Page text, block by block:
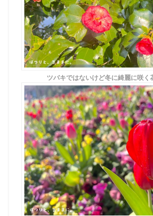
ツバキではないけど冬に綺麗に咲く